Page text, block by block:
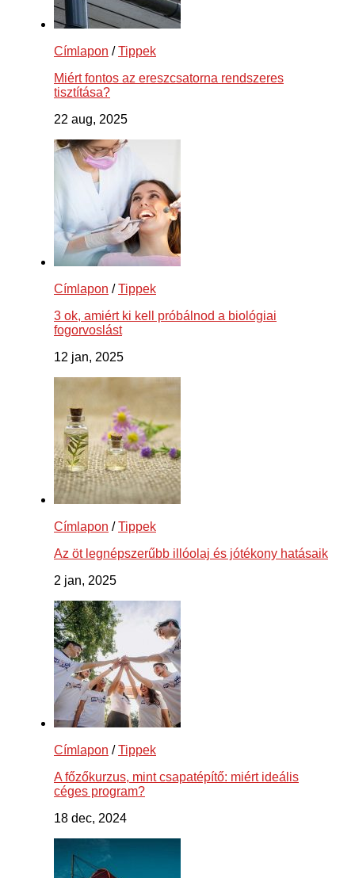
Címlapon /Tippek
Miért fontos az ereszcsatorna rendszeres
tisztítása?
22 aug, 2025
Címlapon /Tippek
3 ok, amiért ki kell próbálnod a biológiai
fogorvoslást
12 jan, 2025
Címlapon /Tippek
Az öt legnépszerűbb illóolaj és jótékony hatásaik
2 jan, 2025
Címlapon /Tippek
A főzőkurzus, mint csapatépítő: miért ideális
céges program?
18 dec, 2024